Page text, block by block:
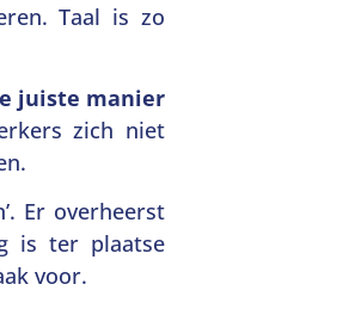
Taal is zo
juiste manier
zich niet
Er overheerst
is ter plaatse
voor.